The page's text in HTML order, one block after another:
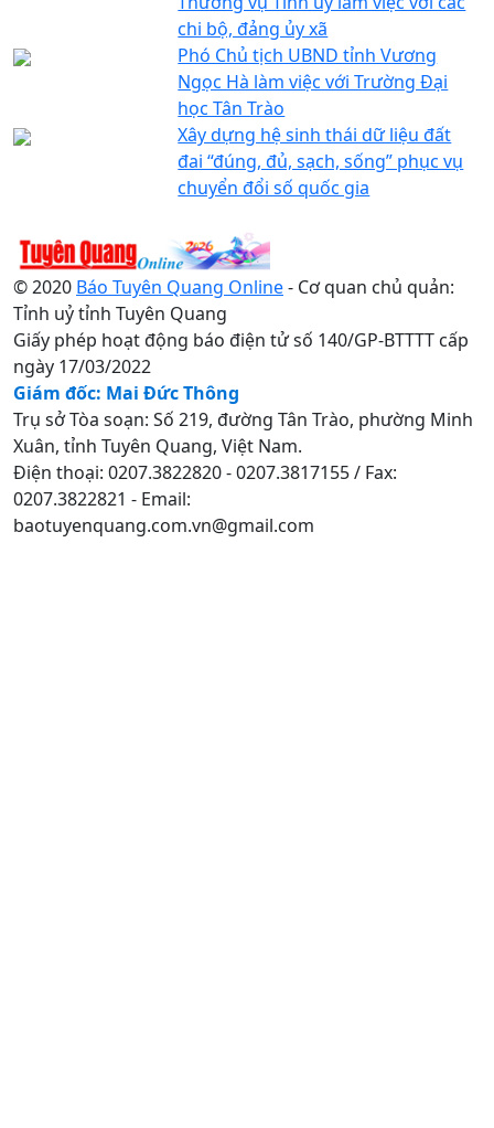
chi bộ, đảng ủy xã
Phó Chủ tịch UBND tỉnh Vương
Ngọc Hà làm việc với Trường Đại
học Tân Trào
Xây dựng hệ sinh thái dữ liệu đất
đai “đúng, đủ, sạch, sống” phục vụ
chuyển đổi số quốc gia
© 2020 Báo Tuyên Quang Online- Cơ quan chủ quản:
Tỉnh uỷ tỉnh Tuyên Quang
Giấy phép hoạt động báo điện tử số 140/GP-BTTTT cấp
ngày 17/03/2022
Giám đốc: Mai Đức Thông
Trụ sở Tòa soạn: Số 219, đường Tân Trào, phường Minh
Xuân, tỉnh Tuyên Quang, Việt Nam.
Điện thoại: 0207.3822820 - 0207.3817155 / Fax:
0207.3822821 - Email:
baotuyenquang.com.vn@gmail.com